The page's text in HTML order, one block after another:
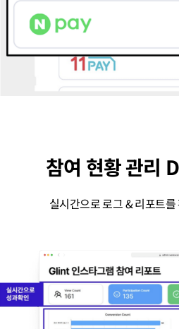
참여 현황 관리
실시간으로 로그 & 리포트